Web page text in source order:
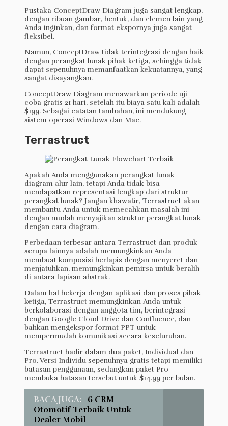
Pustaka ConceptDraw Diagram juga sangat lengkap,
dengan ribuan gambar, bentuk, dan elemen lain yang
Anda inginkan, dan format ekspornya juga sangat
fleksibel.
Namun, ConceptDraw tidak terintegrasi dengan baik
dengan perangkat lunak pihak ketiga, sehingga tidak
dapat sepenuhnya memanfaatkan kekuatannya, yang
sangat disayangkan.
ConceptDraw Diagram menawarkan periode uji
coba gratis 21 hari, setelah itu biaya satu kali adalah
$199. Sebagai catatan tambahan, ini mendukung
sistem operasi Windows dan Mac.
Terrastruct
Apakah Anda menggunakan perangkat lunak
diagram alur lain, tetapi Anda tidak bisa
mendapatkan representasi lengkap dari struktur
perangkat lunak? Jangan khawatir, Terrastruct akan
membantu Anda untuk memecahkan masalah ini
dengan mudah menyajikan struktur perangkat lunak
dengan cara diagram.
Perbedaan terbesar antara Terrastruct dan produk
serupa lainnya adalah memungkinkan Anda
membuat komposisi berlapis dengan menyeret dan
menjatuhkan, memungkinkan pemirsa untuk beralih
di antara lapisan abstrak.
Dalam hal bekerja dengan aplikasi dan proses pihak
ketiga, Terrastruct memungkinkan Anda untuk
berkolaborasi dengan anggota tim, berintegrasi
dengan Google Cloud Drive dan Confluence, dan
bahkan mengekspor format PPT untuk
mempermudah komunikasi secara keseluruhan.
Terrastruct hadir dalam dua paket, Individual dan
Pro. Versi Individu sepenuhnya gratis tetapi memiliki
batasan penggunaan, sedangkan paket Pro
membuka batasan tersebut untuk $14.99 per bulan.
BACA JUGA:
6 CRM
Otomotif Terbaik Untuk
Dealer Mobil